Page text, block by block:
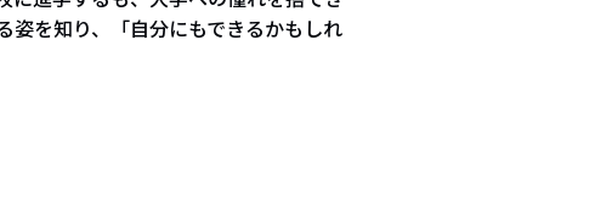
姿を知り、「自分にもできるかもしれ